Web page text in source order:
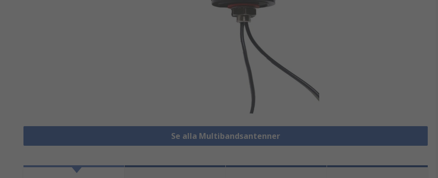
Se alla Multibandsantenner